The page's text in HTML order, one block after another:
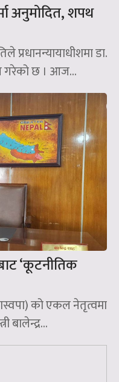
अनुमोदित, शपथ
प्रधानन्यायाधीशमा डा.
गरेको छ । आज...
‘कूटनीतिक
(रास्वपा) को एकल नेतृत्वमा
बालेन्द्र...